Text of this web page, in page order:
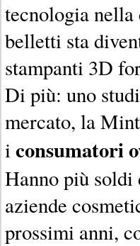
tecnologia
belletti sta
stampanti 3D
Di più: uno
mercato, la
iconsumatori
Hanno più soldi
aziende
prossimi anni,